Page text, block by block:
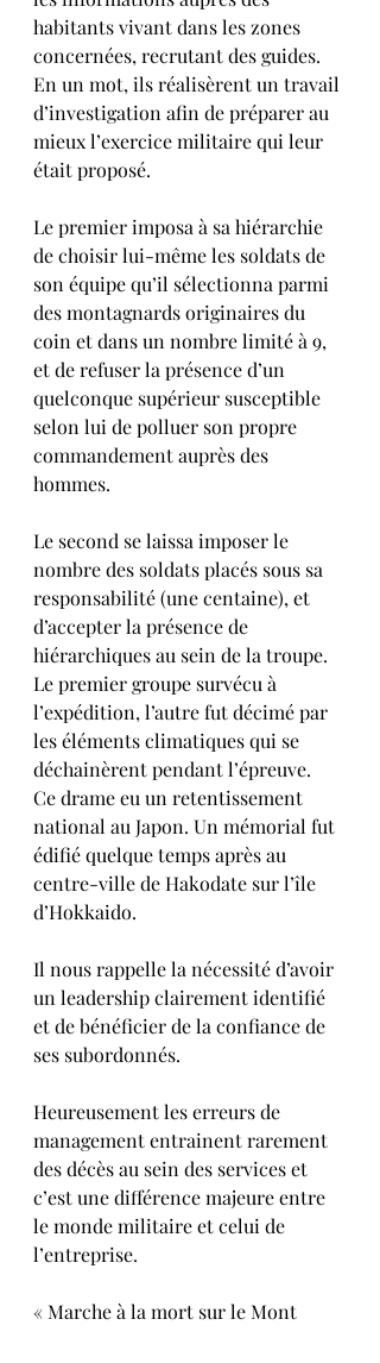
habitants vivant dans les zones
concernées, recrutant des guides.
En un mot, ils réalisèrent un travail
d’investigation afin de préparer au
mieux l’exercice militaire qui leur
était proposé.
Le premier imposa à sa hiérarchie
de choisir lui-même les soldats de
son équipe qu’il sélectionna parmi
des montagnards originaires du
coin et dans un nombre limité à 9,
et de refuser la présence d’un
quelconque supérieur susceptible
selon lui de polluer son propre
commandement auprès des
hommes.
Le second se laissa imposer le
nombre des soldats placés sous sa
responsabilité (une centaine), et
d’accepter la présence de
hiérarchiques au sein de la troupe.
Le premier groupe survécu à
l’expédition, l’autre fut décimé par
les éléments climatiques qui se
déchainèrent pendant l’épreuve.
Ce drame eu un retentissement
national au Japon. Un mémorial fut
édifié quelque temps après au
centre-ville de Hakodate sur l’île
d’Hokkaido.
Il nous rappelle la nécessité d’avoir
un leadership clairement identifié
et de bénéficier de la confiance de
ses subordonnés.
Heureusement les erreurs de
management entrainent rarement
des décès au sein des services et
c’est une différence majeure entre
le monde militaire et celui de
l’entreprise.
« Marche à la mort sur le Mont